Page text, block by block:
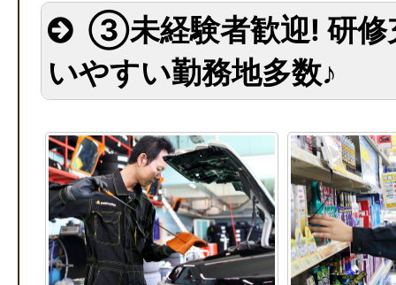
③未経験者歓迎! 研修
いやすい勤務地多数♪